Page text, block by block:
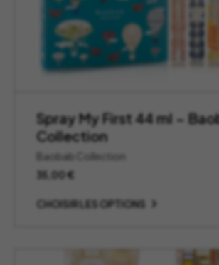
Spray My First 44 ml –
Collection
Baobab Collection
35,00€
CHOISIR LES OPTIONS